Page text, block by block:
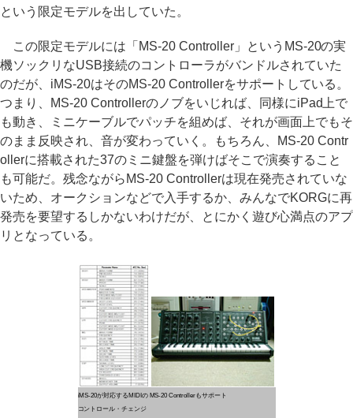
という限定モデルを出していた。
この限定モデルには「MS-20 Controller」というMS-20の実
機ソックリなUSB接続のコントローラがバンドルされていた
のだが、iMS-20はそのMS-20 Controllerをサポートしている。
つまり、MS-20 Controllerのノブをいじれば、同様にiPad上で
も動き、ミニケーブルでパッチを組めば、それが画面上でもそ
のまま反映され、音が変わっていく。もちろん、MS-20 Contr
ollerに搭載された37のミニ鍵盤を弾けばそこで演奏すること
も可能だ。残念ながらMS-20 Controllerは現在発売されていな
いため、オークションなどで入手するか、みんなでKORGに再
発売を要望するしかないわけだが、とにかく遊び心満点のアプ
リとなっている。
iMS-20が対応するMIDIの
コントロール・チェンジ
MS-20 Controllerもサポート